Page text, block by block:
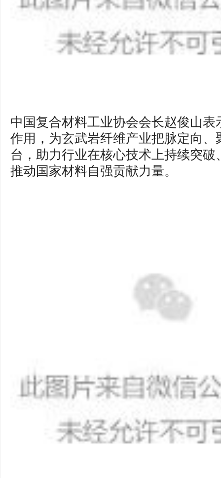
中国复合材料工业协会会长赵俊山
作用，为玄武岩纤维产业把脉定向
台，助力行业在核心技术上持续突
推动国家材料自强贡献力量。